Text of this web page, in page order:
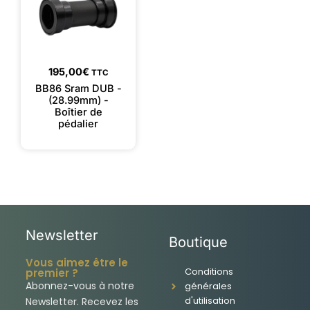
195,00€ TTC
BB86 Sram DUB -
(28.99mm) -
Boîtier de
pédalier
Newsletter
Vous aimez être le
premier ?
Abonnez-vous à notre
Newsletter. Recevez les
Boutique
Conditions
générales
d'utilisation